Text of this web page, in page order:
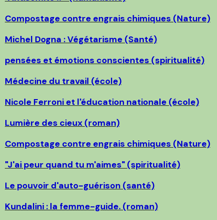
Compostage contre engrais chimiques (Nature)
Michel Dogna : Végétarisme (Santé)
pensées et émotions conscientes (spiritualité)
Médecine du travail (école)
Nicole Ferroni et l'éducation nationale (école)
Lumière des cieux (roman)
Compostage contre engrais chimiques (Nature)
"J'ai peur quand tu m'aimes" (spiritualité)
Le pouvoir d'auto-guérison (santé)
Kundalini : la femme-guide. (roman)